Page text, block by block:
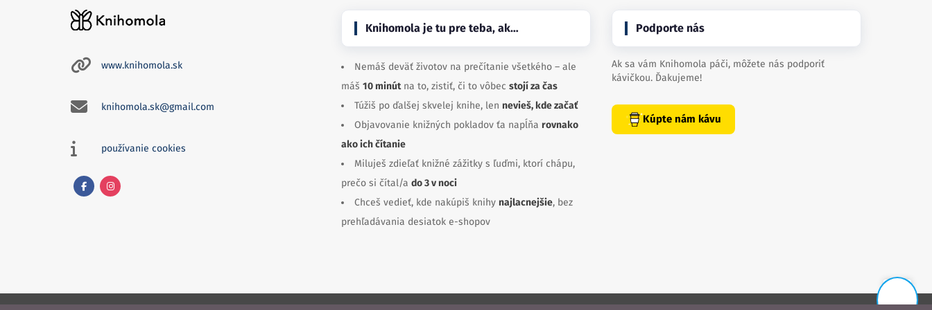
www.knihomola.sk
knihomola.sk@gmail.com
používanie cookies
Knihomola je tu pre teba, ak…
Nemáš deväť životov na prečítanie všetkého – ale
máš 10 minútna to, zistiť, či to vôbec stojí za čas
Túžiš po ďalšej skvelej knihe, len nevieš, kde začať
Objavovanie knižných pokladov ťa napĺňa rovnako
ako ich čítanie
Miluješ zdieľať knižné zážitky s ľuďmi, ktorí chápu,
prečo si čítal/a do 3 v noci
Chceš vedieť, kde nakúpiš knihy najlacnejšie, bez
prehľadávania desiatok e-shopov
Podporte nás
Ak sa vám Knihomola páči, môžete nás podporiť
kávičkou. Ďakujeme!
Kúpte nám kávu